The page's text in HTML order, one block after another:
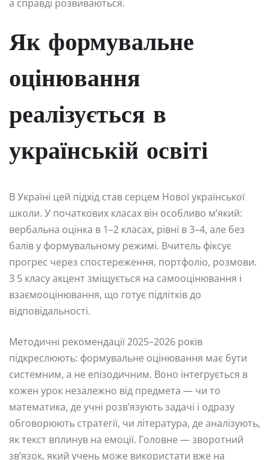
а справді розвиваються.
Як формувальне
оцінювання
реалізується в
українській освіті
В Україні цей підхід став серцем Нової української
школи. У початкових класах він особливо м’який:
вербальна оцінка в 1–2 класах, рівні в 3–4, але без
балів у формувальному режимі. Вчитель фіксує
прогрес через спостереження, портфоліо, розмови.
З 5 класу акцент зміщується на самооцінювання і
взаємооцінювання, що готує підлітків до
відповідальності.
Методичні рекомендації 2025–2026 років
підкреслюють: формувальне оцінювання має бути
системним, а не епізодичним. Воно інтегрується в
кожен урок незалежно від предмета — чи то
математика, де учні розв’язують задачі і одразу
обговорюють стратегії, чи література, де аналізують,
як текст вплинув на емоції. Головне — зворотний
зв’язок, який учень може використати вже на